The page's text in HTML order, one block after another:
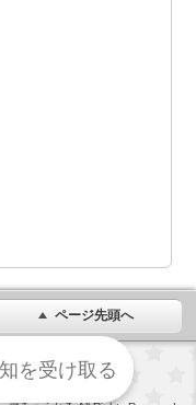
ページ先頭へ
ン |PC版
を受け取る